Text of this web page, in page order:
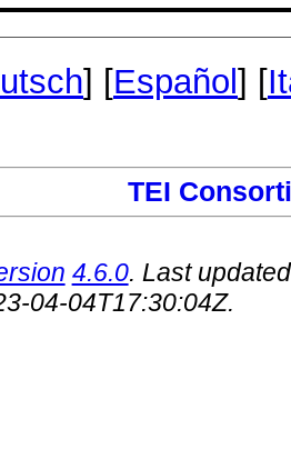
] [Español ] [
TEI
4.6.0. Last
04-04T17:30:04Z.